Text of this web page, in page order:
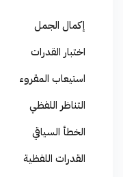
إكمال الجمل
اختبار القدرات
استيعاب المقروء
التناظر اللفظي
الخطأ السياقي
القدرات اللفظية